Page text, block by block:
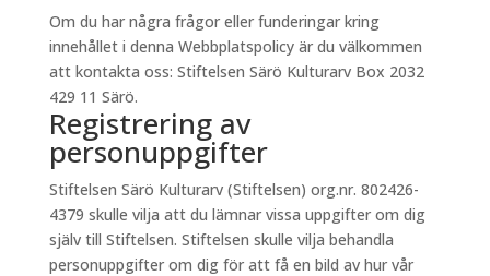
Om du har några frågor eller funderingar kring
innehållet i denna Webbplatspolicy är du välkommen
att kontakta oss: Stiftelsen Särö Kulturarv Box 2032
429 11 Särö.
Registrering av
personuppgifter
Stiftelsen Särö Kulturarv (Stiftelsen) org.nr. 802426-
4379 skulle vilja att du lämnar vissa uppgifter om dig
själv till Stiftelsen. Stiftelsen skulle vilja behandla
personuppgifter om dig för att få en bild av hur vår